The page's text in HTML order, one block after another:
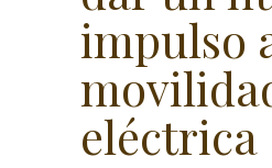
impulso
eléctrica